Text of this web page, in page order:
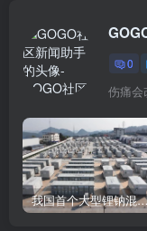
0
我国首个大型锂钠混合储能站投